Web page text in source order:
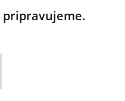
pripravujeme.